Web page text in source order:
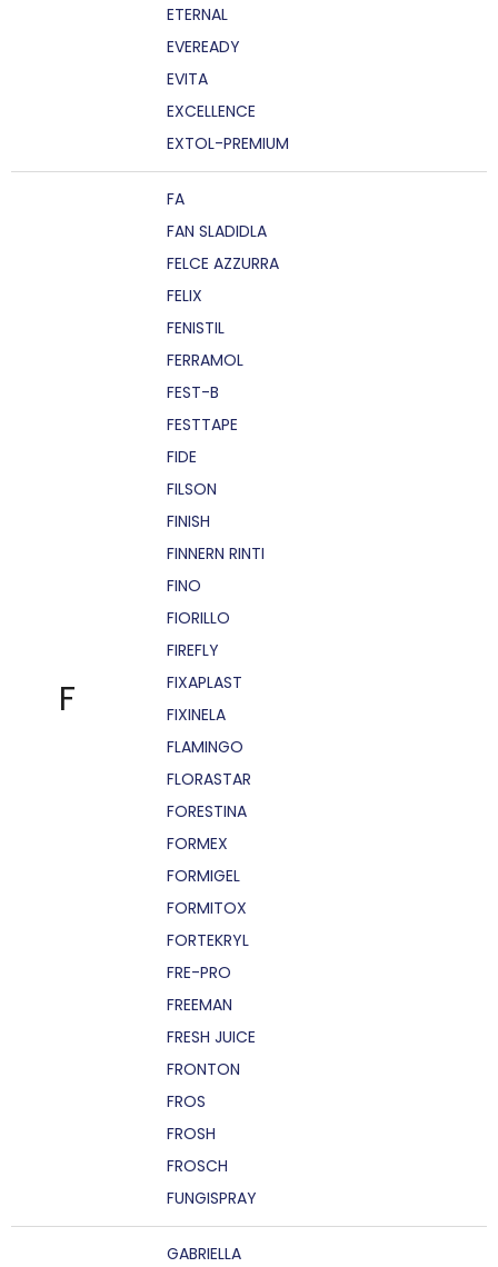
ETERNAL
EVEREADY
EVITA
EXCELLENCE
EXTOL-PREMIUM
F
FA
FAN SLADIDLA
FELCE AZZURRA
FELIX
FENISTIL
FERRAMOL
FEST-B
FESTTAPE
FIDE
FILSON
FINISH
FINNERN RINTI
FINO
FIORILLO
FIREFLY
FIXAPLAST
FIXINELA
FLAMINGO
FLORASTAR
FORESTINA
FORMEX
FORMIGEL
FORMITOX
FORTEKRYL
FRE-PRO
FREEMAN
FRESH JUICE
FRONTON
FROS
FROSH
FROSCH
FUNGISPRAY
GABRIELLA